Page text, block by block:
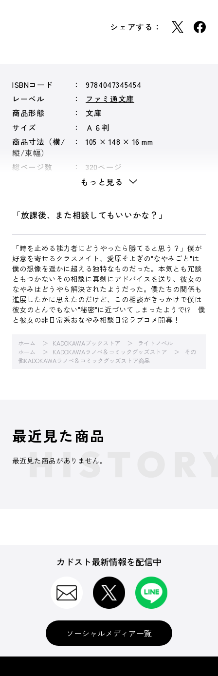
シェアする：
ISBNコード
9784047345454
レーベル
ファミ通文庫
商品形態
文庫
サイズ
Ａ６判
商品寸法（横/
縦/束幅）
105 × 148 × 16 mm
総ページ数 320ページ
もっと見る
「放課後、また相談してもいいかな？」
「時を止める能力者にどうやったら勝てると思う？」僕が
好意を寄せるクラスメイト、愛原そよぎの"なやみごと"は
僕の想像を遥かに超える独特なものだった。本気とも冗談
ともつかないその相談に真剣にアドバイスを送り、彼女の
なやみはどうやら解決されたようだった。僕たちの関係も
進展したかに思えたのだけど、この相談がきっかけで僕は
彼女のとんでもない"秘密"に近づいてしまったようで!? 僕
と彼女の非日常系おなやみ相談日常ラブコメ開幕！
ホーム KADOKAWAブックストア
ライトノベル
ホーム
KADOKAWAラノベ＆コミックグッズストア
その
他KADOKAWAラノベ＆コミックグッズストア商品
最近見た商品
最近見た商品がありません。
カドスト最新情報を配信中
ソーシャルメディア一覧